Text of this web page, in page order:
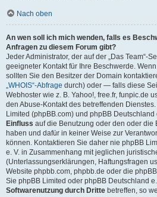
Nach oben
An wen soll ich mich wenden, falls es
Anfragen zu diesem Forum gibt?
Jeder Administrator, der auf der „Das Team“-
geeigneter Kontakt für Ihre Beschwerde.
sollten Sie den Besitzer der Domain
„WHOIS“-Abfrage durch) oder — falls diese
Webhoster wie z. B. Yahoo!, free.fr, funpic.de
den Abuse-Kontakt des betreffenden
Limited (phpBB.com) und phpBB Deutschland
Einfluss auf die Benutzung oder den oder die
haben und dafür in keiner Weise zur
können. Kontaktieren Sie daher nie phpBB
e. V. in Zusammenhang mit jeglichen
(Unterlassungserklärungen, Haftungsfragen
Website phpbb.com, phpbb.de oder die
Sie phpBB Limited oder phpBB Deutschland
Softwarenutzung durch Dritte betreffen, so